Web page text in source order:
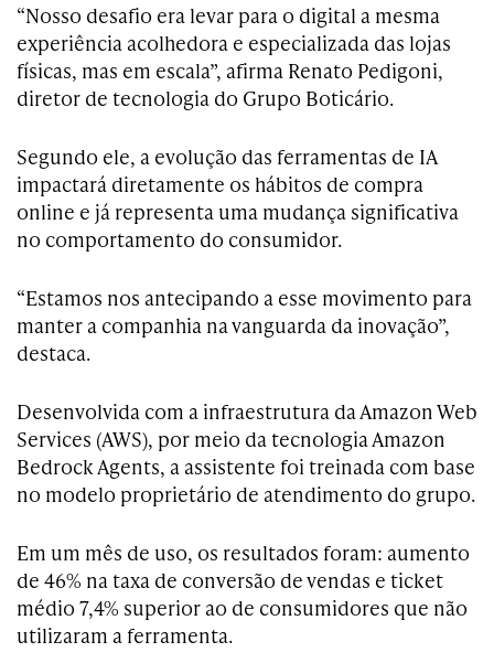
“Nosso desafio era levar para o digital a mesma
experiência acolhedora e especializada das lojas
físicas, mas em escala”, afirma Renato Pedigoni,
diretor de tecnologia do Grupo Boticário.
Segundo ele, a evolução das ferramentas de IA
impactará diretamente os hábitos de compra
online e já representa uma mudança significativa
no comportamento do consumidor.
“Estamos nos antecipando a esse movimento para
manter a companhia na vanguarda da inovação”,
destaca.
Desenvolvida com a infraestrutura da Amazon Web
Services (AWS), por meio da tecnologia Amazon
Bedrock Agents, a assistente foi treinada com base
no modelo proprietário de atendimento do grupo.
Em um mês de uso, os resultados foram: aumento
de 46% na taxa de conversão de vendas e ticket
médio 7,4% superior ao de consumidores que não
utilizaram a ferramenta.